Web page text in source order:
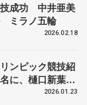
技成功 中井亜美
ミラノ五輪
2026.02.18
ンピック競技紹
に、樋口新葉さ
も
2026.01.23